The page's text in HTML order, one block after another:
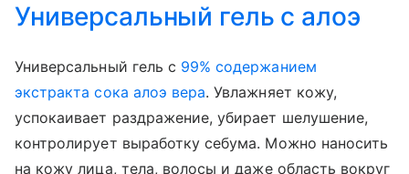
Универсальный гель с алоэ
Универсальный гель с 99% содержанием
экстракта сока алоэ вера. Увлажняет кожу,
успокаивает раздражение, убирает шелушение,
контролирует выработку себума. Можно наносить
на кожу лица, тела, волосы и даже область вокруг